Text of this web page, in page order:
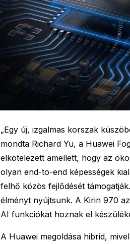
„Egy új, izgalmas korszak
mondta Richard Yu, a Huawei
elkötelezett amellett, hogy az
olyan end-to-end képességek
felhő közös fejlődését
élményt nyújtsunk. A Kirin 970
AI funkciókat hoznak el
A Huawei megoldása hibrid,